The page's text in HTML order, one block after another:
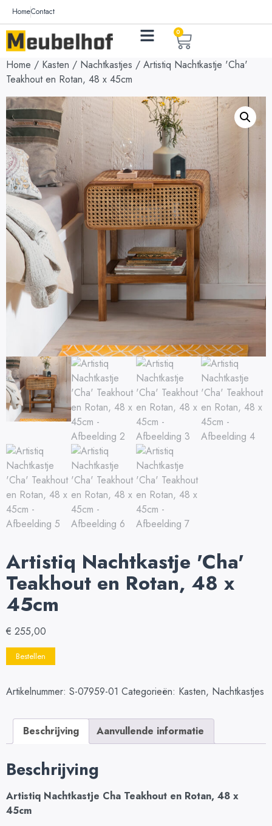
HomeContact
0
Home / Kasten / Nachtkastjes / Artistiq Nachtkastje 'Cha'
Teakhout en Rotan, 48 x 45cm
Artistiq Nachtkastje 'Cha'
Teakhout en Rotan, 48 x
45cm
€ 255,00
Bestellen
Artikelnummer: S-07959-01 Categorieën: Kasten, Nachtkastjes
Beschrijving Aanvullende informatie
Beschrijving
Artistiq Nachtkastje Cha Teakhout en Rotan, 48 x
45cm